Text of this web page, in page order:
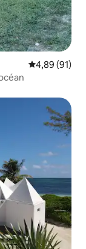
Note
4,89 (91)